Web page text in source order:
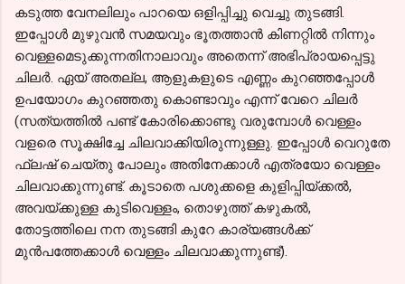
കടുത്ത വേനലിലും പാറയെ ഒളിപ്പിച്ചു വെച്ചു തുടങ്ങി.
ഇപ്പോൾ മുഴുവൻ സമയവും ഭൂതത്താൻ കിണറ്റിൽ നിന്നും
വെള്ളമെടുക്കുന്നതിനാലാവും അതെന്ന് അഭിപ്രായപ്പെട്ടു
ചിലർ. ഏയ് അതല്ല, ആളുകളുടെ എണ്ണം കുറഞ്ഞപ്പോൾ
ഉപയോഗം കുറഞ്ഞതു കൊണ്ടാവും എന്ന് വേറെ ചിലർ
(സത്യത്തിൽ പണ്ട് കോരിക്കൊണ്ടു വരുമ്പോൾ വെള്ളം
വളരെ സൂക്ഷിച്ചേ ചിലവാക്കിയിരുന്നുള്ളു. ഇപ്പോൾ വെറുതേ
ഫ്ലഷ് ചെയ്തു പോലും അതിനേക്കാൾ എത്രയോ വെള്ളം
ചിലവാക്കുന്നുണ്ട്. കൂടാതെ പശുക്കളെ കുളിപ്പിയ്ക്കൽ,
അവയ്ക്കുള്ള കുടിവെള്ളം, തൊഴുത്ത് കഴുകൽ,
തോട്ടത്തിലെ നന തുടങ്ങി കുറേ കാര്യങ്ങൾക്ക്
മുൻപത്തേക്കാൾ വെള്ളം ചിലവാക്കുന്നുണ്ട്).